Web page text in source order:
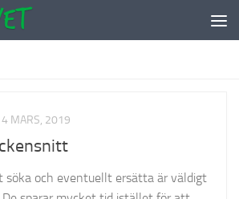
4 MARS, 2019
söka och eventuellt ersätta är väldigt